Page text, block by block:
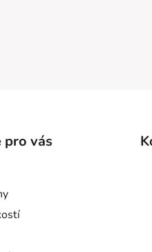
pro vás